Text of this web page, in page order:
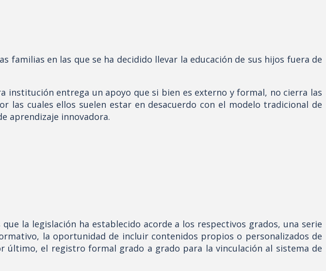
en las que se ha decidido llevar la educación de sus hijos fuera de
institución entrega un apoyo que si bien es externo y formal, no cierra las
las cuales ellos suelen estar en desacuerdo con el modelo tradicional de
aprendizaje innovadora.
la legislación ha establecido acorde a los respectivos grados, una serie
la oportunidad de incluir contenidos propios o personalizados de
el registro formal grado a grado para la vinculación al sistema de